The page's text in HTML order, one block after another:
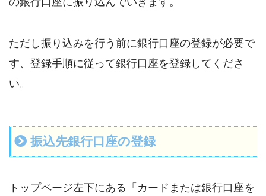
ただし振り込みを行う前に銀行口座の登録が必要で
す、登録手順に従って銀行口座を登録してくださ
い。
振込先銀行口座の登録
トップページ左下にある「カードまたは銀行口座を